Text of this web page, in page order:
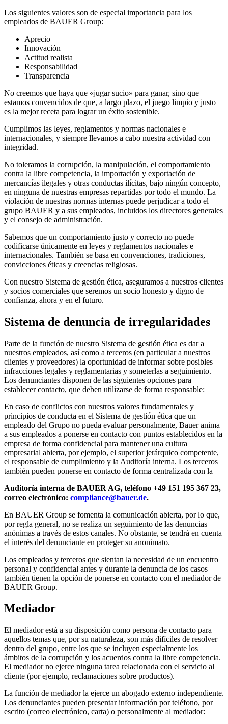
Los siguientes valores son de especial importancia para los
empleados de BAUER Group:
Aprecio
Innovación
Actitud realista
Responsabilidad
Transparencia
No creemos que haya que «jugar sucio» para ganar, sino que
estamos convencidos de que, a largo plazo, el juego limpio y justo
es la mejor receta para lograr un éxito sostenible.
Cumplimos las leyes, reglamentos y normas nacionales e
internacionales, y siempre llevamos a cabo nuestra actividad con
integridad.
No toleramos la corrupción, la manipulación, el comportamiento
contra la libre competencia, la importación y exportación de
mercancías ilegales y otras conductas ilícitas, bajo ningún concepto,
en ninguna de nuestras empresas repartidas por todo el mundo. La
violación de nuestras normas internas puede perjudicar a todo el
grupo BAUER y a sus empleados, incluidos los directores generales
y el consejo de administración.
Sabemos que un comportamiento justo y correcto no puede
codificarse únicamente en leyes y reglamentos nacionales e
internacionales. También se basa en convenciones, tradiciones,
convicciones éticas y creencias religiosas.
Con nuestro Sistema de gestión ética, aseguramos a nuestros clientes
y socios comerciales que seremos un socio honesto y digno de
confianza, ahora y en el futuro.
Sistema de denuncia de irregularidades
Parte de la función de nuestro Sistema de gestión ética es dar a
nuestros empleados, así como a terceros (en particular a nuestros
clientes y proveedores) la oportunidad de informar sobre posibles
infracciones legales y reglamentarias y someterlas a seguimiento.
Los denunciantes disponen de las siguientes opciones para
establecer contacto, que deben utilizarse de forma responsable:
En caso de conflictos con nuestros valores fundamentales y
principios de conducta en el Sistema de gestión ética que un
empleado del Grupo no pueda evaluar personalmente, Bauer anima
a sus empleados a ponerse en contacto con puntos establecidos en la
empresa de forma confidencial para mantener una cultura
empresarial abierta, por ejemplo, el superior jerárquico competente,
el responsable de cumplimiento y la Auditoría interna. Los terceros
también pueden ponerse en contacto de forma centralizada con la
Auditoría interna de BAUER AG, teléfono +49 151 195 367 23,
correo electrónico: compliance@bauer.de.
En BAUER Group se fomenta la comunicación abierta, por lo que,
por regla general, no se realiza un seguimiento de las denuncias
anónimas a través de estos canales. No obstante, se tendrá en cuenta
el interés del denunciante en proteger su anonimato.
Los empleados y terceros que sientan la necesidad de un encuentro
personal y confidencial antes y durante la denuncia de los casos
también tienen la opción de ponerse en contacto con el mediador de
BAUER Group.
Mediador
El mediador está a su disposición como persona de contacto para
aquellos temas que, por su naturaleza, son más difíciles de resolver
dentro del grupo, entre los que se incluyen especialmente los
ámbitos de la corrupción y los acuerdos contra la libre competencia.
El mediador no ejerce ninguna tarea relacionada con el servicio al
cliente (por ejemplo, reclamaciones sobre productos).
La función de mediador la ejerce un abogado externo independiente.
Los denunciantes pueden presentar información por teléfono, por
escrito (correo electrónico, carta) o personalmente al mediador: